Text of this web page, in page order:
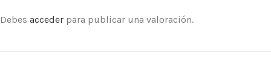
Debes acceder para publicar una valoración.